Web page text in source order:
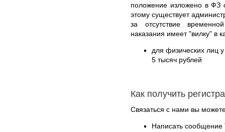
положение изложено в
этому существует
за отсутствие
наказания имеет "вилку" в
для физических лиц у
5 тысяч рублей
Как получить
Связаться с нами вы
Написать